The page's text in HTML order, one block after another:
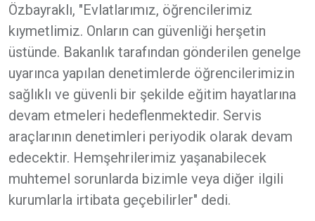
Özbayraklı, "Evlatlarımız, öğrencilerimiz
kıymetlimiz. Onların can güvenliği herşetin
üstünde. Bakanlık tarafından gönderilen genelge
uyarınca yapılan denetimlerde öğrencilerimizin
sağlıklı ve güvenli bir şekilde eğitim hayatlarına
devam etmeleri hedeflenmektedir. Servis
araçlarının denetimleri periyodik olarak devam
edecektir. Hemşehrilerimiz yaşanabilecek
muhtemel sorunlarda bizimle veya diğer ilgili
kurumlarla irtibata geçebilirler" dedi.